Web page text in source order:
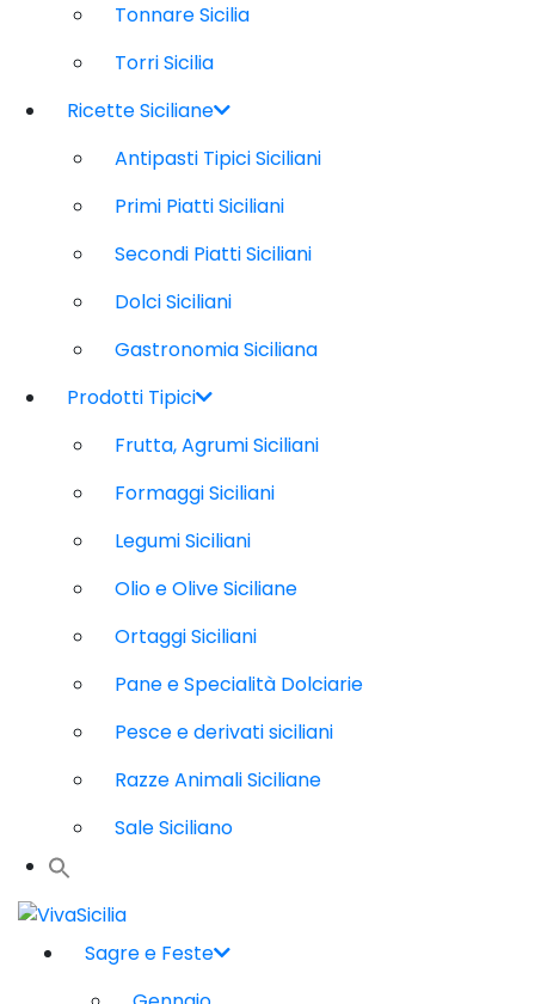
Tonnare Sicilia
Torri Sicilia
Ricette Siciliane
Antipasti Tipici Siciliani
Primi Piatti Siciliani
Secondi Piatti Siciliani
Dolci Siciliani
Gastronomia Siciliana
Prodotti Tipici
Frutta, Agrumi Siciliani
Formaggi Siciliani
Legumi Siciliani
Olio e Olive Siciliane
Ortaggi Siciliani
Pane e Specialità Dolciarie
Pesce e derivati siciliani
Razze Animali Siciliane
Sale Siciliano
Sagre e Feste